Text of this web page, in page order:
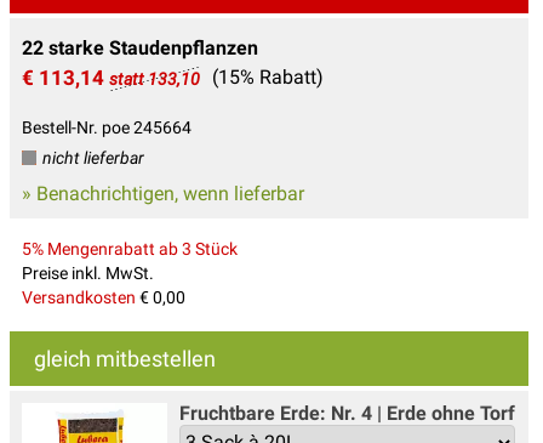
22 starke Staudenpflanzen
€ 113,14 statt 133,10 (15% Rabatt)
Bestell-Nr. poe 245664
nicht lieferbar
» Benachrichtigen, wenn lieferbar
5% Mengenrabatt ab 3 Stück
Preise inkl. MwSt.
Versandkosten € 0,00
gleich mitbestellen
Fruchtbare Erde: Nr. 4 | Erde ohne Torf